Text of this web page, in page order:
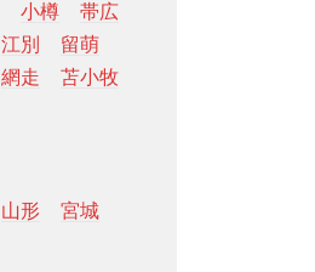
小樽
帯広
江別
留萌
網走
苫小牧
山形 宮城